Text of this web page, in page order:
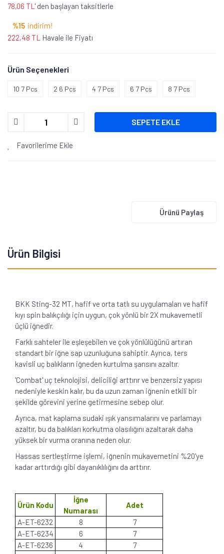
78,06 TL ' den başlayan taksitlerle
%15 indirim!
222,48 TL
Havale ile Fiyatı
Ürün Seçenekleri
10 7 Pcs 2 6 Pcs 4 7 Pcs 6 7 Pcs 8 7 Pcs
SEPETE EKLE
Favorilerime Ekle
Ürünü Paylaş
Ürün Bilgisi
BKK Sting-32 MT, hafif ve orta tatlı su uygulamaları ve hafif
kıyı spin balıkçılığı için uygun, çok yönlü bir 2X mukavemetli
üçlü iğnedir.
Farklı sahteler ile eşleşebilen ve çok yönlülüğünü artıran
standart bir iğne sap uzunluğuna sahiptir. Ayrıca, ters
kavisli uç balıkların iğneden kurtulma şansını azaltır.
'Combat' uç teknolojisi, deliciliği arttırır ve benzersiz yapısı
nedeniyle keskin kalır, bu da uzun zaman iğnenin etkili bir
şekilde görevini yerine getirmesine sebep olur.
Ayrıca, mat kaplama sudaki ışık yansımalarını ve parlamayı
azaltır, bu da balıkları korkutma olasılığını azaltarak daha
yüksek bir vurma oranına neden olur.
Hassas sertleştirme işlemi, iğnenin mukavemetini %20'ye
kadar arttırdığı gibi dayanıklılığını da arttırır.
Ürün Kodu
İğne
Numarası
Adet
A-ET-6232
8
7
A-ET-6234
6
7
A-ET-6236
4
7